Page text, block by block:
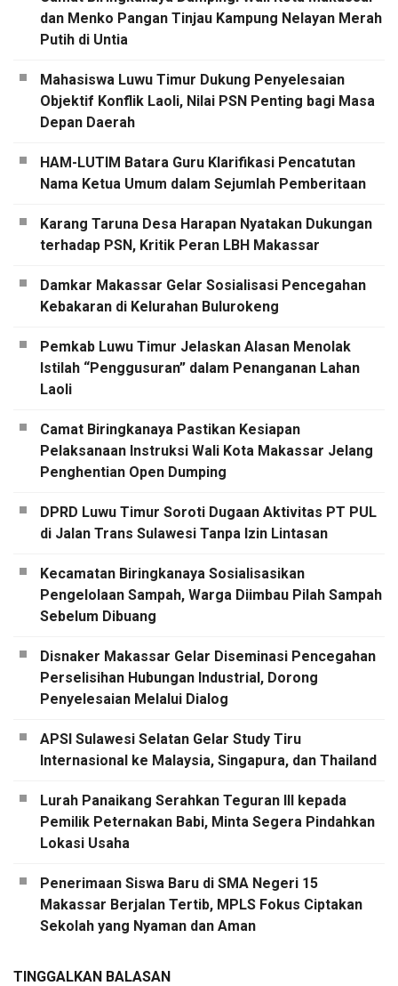
dan Menko Pangan Tinjau Kampung Nelayan Merah
Putih di Untia
Mahasiswa Luwu Timur Dukung Penyelesaian
Objektif Konflik Laoli, Nilai PSN Penting bagi Masa
Depan Daerah
HAM-LUTIM Batara Guru Klarifikasi Pencatutan
Nama Ketua Umum dalam Sejumlah Pemberitaan
Karang Taruna Desa Harapan Nyatakan Dukungan
terhadap PSN, Kritik Peran LBH Makassar
Damkar Makassar Gelar Sosialisasi Pencegahan
Kebakaran di Kelurahan Bulurokeng
Pemkab Luwu Timur Jelaskan Alasan Menolak
Istilah “Penggusuran” dalam Penanganan Lahan
Laoli
Camat Biringkanaya Pastikan Kesiapan
Pelaksanaan Instruksi Wali Kota Makassar Jelang
Penghentian Open Dumping
DPRD Luwu Timur Soroti Dugaan Aktivitas PT PUL
di Jalan Trans Sulawesi Tanpa Izin Lintasan
Kecamatan Biringkanaya Sosialisasikan
Pengelolaan Sampah, Warga Diimbau Pilah Sampah
Sebelum Dibuang
Disnaker Makassar Gelar Diseminasi Pencegahan
Perselisihan Hubungan Industrial, Dorong
Penyelesaian Melalui Dialog
APSI Sulawesi Selatan Gelar Study Tiru
Internasional ke Malaysia, Singapura, dan Thailand
Lurah Panaikang Serahkan Teguran III kepada
Pemilik Peternakan Babi, Minta Segera Pindahkan
Lokasi Usaha
Penerimaan Siswa Baru di SMA Negeri 15
Makassar Berjalan Tertib, MPLS Fokus Ciptakan
Sekolah yang Nyaman dan Aman
TINGGALKAN BALASAN